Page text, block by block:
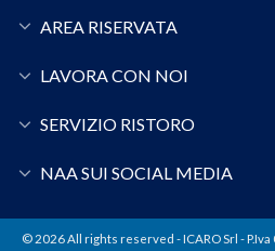
AREA RISERVATA
LAVORA CON NOI
SERVIZIO RISTORO
NAA SUI SOCIAL MEDIA
© 2026 All rights reserved - ICARO Srl -